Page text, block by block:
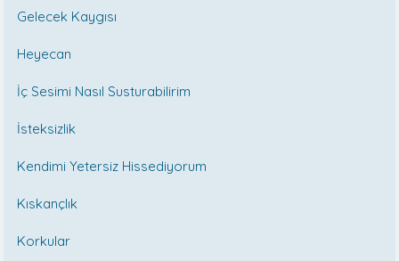
Gelecek Kaygısı
Heyecan
İç Sesimi Nasıl Susturabilirim
İsteksizlik
Kendimi Yetersiz Hissediyorum
Kıskançlık
Korkular